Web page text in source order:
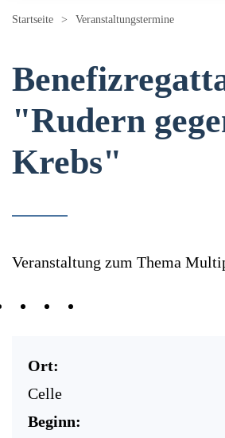
Startseite Veranstaltungstermine
"Rudern
Krebs"
Veranstaltung zum Thema
Ort:
Celle
Beginn: